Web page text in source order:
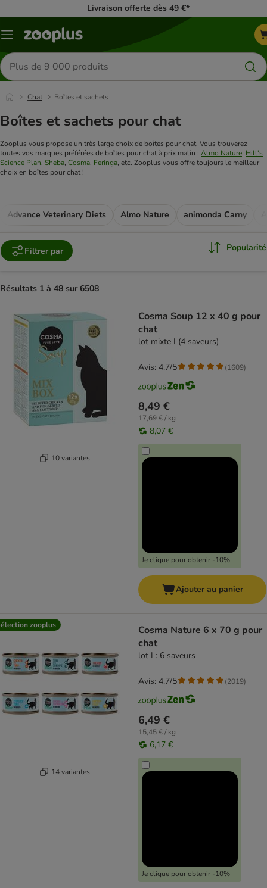
Livraison offerte dès 49 €*
Menu
Rechercher
des
produits
Chat Boîtes et sachets
Boîtes et sachets pour chat
Zooplus vous propose un très large choix de boîtes pour chat. Vous trouverez
toutes vos marques préférées de boîtes pour chat à prix malin : Almo Nature, Hill's
Science Plan, Sheba, Cosma, Feringa, etc. Zooplus vous offre toujours le meilleur
choix en boîtes pour chat !
Advance Veterinary Diets Almo Nature animonda Carny
Filtrer par Popularité
Résultats 1 à 48 sur 6508
10 variantes
Cosma Soup 12 x 40 g pour
chat
lot mixte I (4 saveurs)
8,49 €
17,69 € / kg
8,07 €
Je clique pour obtenir -10%
Avis: 4.7/5 (1609)
Ajouter au panier
zooplus
14 variantes
Cosma Nature 6 x 70 g pour
chat
lot I : 6 saveurs
6,49 €
15,45 € / kg
6,17 €
Je clique pour obtenir -10%
Avis: 4.7/5 (2019)